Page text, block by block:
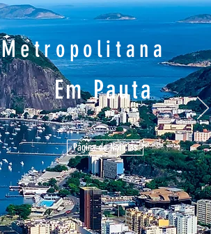
Metropolitana
Em Pauta
Página de Notícias